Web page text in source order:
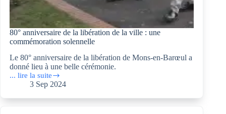
80° anniversaire de la libération de la ville : une
commémoration solennelle
Le 80° anniversaire de la libération de Mons-en-Barœul a
donné lieu à une belle cérémonie.
... lire la suite
80°
anniversaire3 Sep 2024